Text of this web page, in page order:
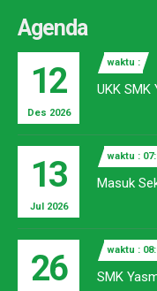
Agenda
12
Des 2026
waktu :
UKK
13
Jul 2026
waktu :
Masuk
26 waktu :
SMK